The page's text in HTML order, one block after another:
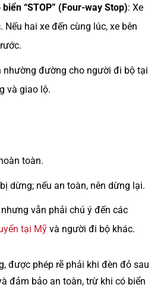
“STOP” (Four-way Stop): Xe
hai xe đến cùng lúc, xe bên
nhường đường cho người đi bộ tại
và giao lộ.
toàn.
dừng; nếu an toàn, nên dừng lại.
vẫn phải chú ý đến các
tại Mỹvà người đi bộ khác.
được phép rẽ phải khi đèn đỏ sau
đảm bảo an toàn, trừ khi có biển